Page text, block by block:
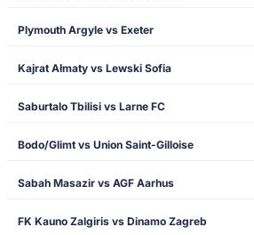
Plymouth Argyle vs Exeter
Kajrat Ałmaty vs Lewski Sofia
Saburtalo Tbilisi vs Larne FC
Bodo/Glimt vs Union Saint-Gilloise
Sabah Masazir vs AGF Aarhus
FK Kauno Zalgiris vs Dinamo Zagreb